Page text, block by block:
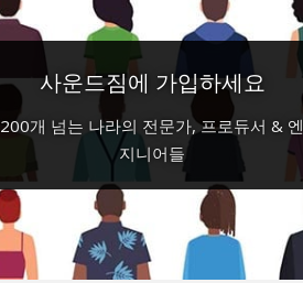
사운드짐에 가입하세요
200개 넘는 나라의 전문가, 프로듀서 & 엔
지니어들